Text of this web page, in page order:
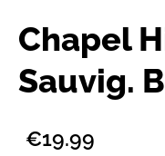
Chapel
Sauvig.
€19.99